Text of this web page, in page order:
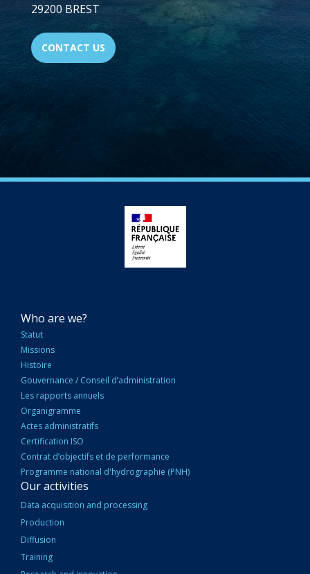
29200 BREST
CONTACT US
NAVIGATION
PRINCIPALE
Who are we?
Statut
Missions
Histoire
Gouvernance / Conseil d’administration
Les rapports annuels
Organigramme
Actes administratifs
Certification ISO
Contrat d’objectifs et de performance
Programme national d'hydrographie (PNH)
Our activities
Data acquisition and processing
Production
Diffusion
Training